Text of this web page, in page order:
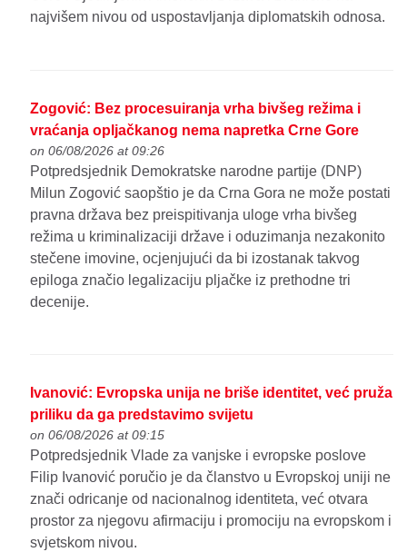
najvišem nivou od uspostavljanja diplomatskih odnosa.
Zogović: Bez procesuiranja vrha bivšeg režima i
vraćanja opljačkanog nema napretka Crne Gore
on 06/08/2026 at 09:26
Potpredsjednik Demokratske narodne partije (DNP)
Milun Zogović saopštio je da Crna Gora ne može postati
pravna država bez preispitivanja uloge vrha bivšeg
režima u kriminalizaciji države i oduzimanja nezakonito
stečene imovine, ocjenjujući da bi izostanak takvog
epiloga značio legalizaciju pljačke iz prethodne tri
decenije.
Ivanović: Evropska unija ne briše identitet, već pruža
priliku da ga predstavimo svijetu
on 06/08/2026 at 09:15
Potpredsjednik Vlade za vanjske i evropske poslove
Filip Ivanović poručio je da članstvo u Evropskoj uniji ne
znači odricanje od nacionalnog identiteta, već otvara
prostor za njegovu afirmaciju i promociju na evropskom i
svjetskom nivou.